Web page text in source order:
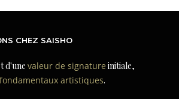
CHEZ SAISHO
d'unevaleur de signature initiale,
fondamentaux artistiques.